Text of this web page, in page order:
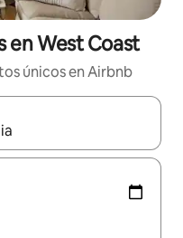
en West Coast
únicos en Airbnb
navega con las